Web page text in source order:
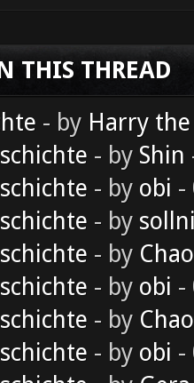
THIS THREAD
- by Harry
- by Shin
- by obi -
- by
- by
- by obi -
- by
- by obi -